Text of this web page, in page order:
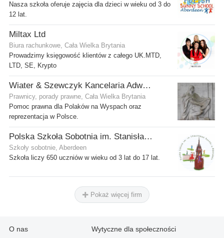
Nasza szkoła oferuje zajęcia dla dzieci w wieku od 3 do
12 lat.
Miltax Ltd
Biura rachunkowe, Cała Wielka Brytania
Prowadzimy księgowość klientów z całego UK.MTD,
LTD, SE, Krypto
Wiater & Szewczyk Kancelaria Adwokacka
Prawnicy, porady prawne, Cała Wielka Brytania
Pomoc prawna dla Polaków na Wyspach oraz
reprezentacja w Polsce.
Polska Szkoła Sobotnia im. Stanisława Kostki
Szkoły sobotnie, Aberdeen
Szkoła liczy 650 uczniów w wieku od 3 lat do 17 lat.
Pokaż więcej firm
O nas Wytyczne dla społeczności